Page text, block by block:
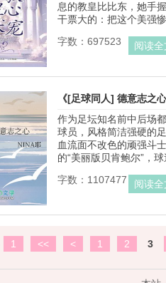
息的教皇比比东，她手
干票大的：把这个美强惨
字数：697523
阅读全
《[足球同人] 德意志之心
作为足坛知名前中后场
球员，风格简洁强硬的
血流面不改色的顽强斗
的“美丽版贝肯鲍尔”，球
字数：1107477
阅读全
1 << < 1 2 3